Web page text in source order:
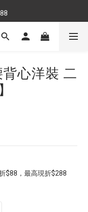
5倍送
查看
心洋裝 二
$88，最高現折$288